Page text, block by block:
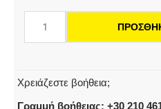
ποσότητα
Χρειάζεστε βοήθεια;
Γραμμή βοήθειας: +30 210